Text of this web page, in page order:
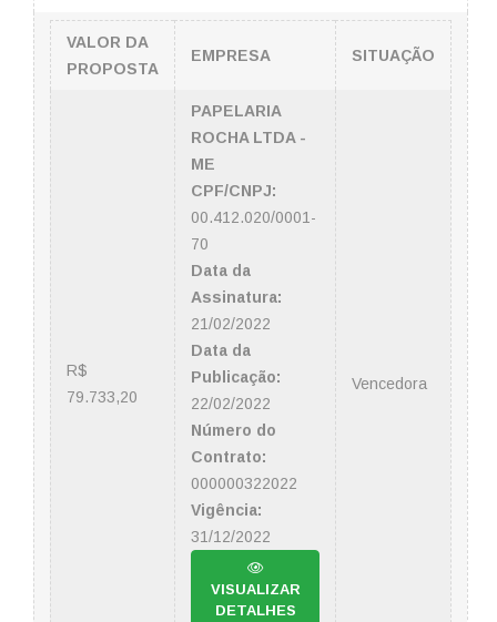
VALOR DA
PROPOSTA
EMPRESA SITUAÇÃO
R$
79.733,20
PAPELARIA
ROCHA LTDA -
ME
CPF/CNPJ:
00.412.020/0001-
70
Data da
Assinatura:
21/02/2022
Data da
Publicação:
22/02/2022
Número do
Contrato:
000000322022
Vigência:
31/12/2022
VISUALIZAR
DETALHES
Vencedora